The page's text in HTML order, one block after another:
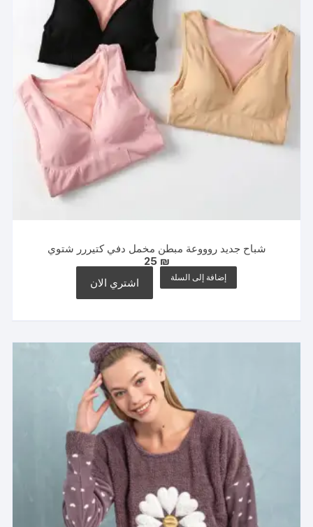
شباح جديد روووعة مبطن مخمل دفي كتيررر شتوي
25 ₪
إضافة إلى السلة اشتري الان